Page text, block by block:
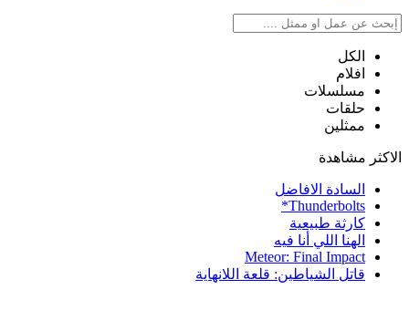
الكل
افلام
مسلسلات
حلقات
ممثلين
الاكثر مشاهدة
السادة الافاضل
Thunderbolts*
كارثة طبيعية
الهنا اللي أنا فيه
Meteor: Final Impact
قاتل الشياطين: قلعة اللانهاية